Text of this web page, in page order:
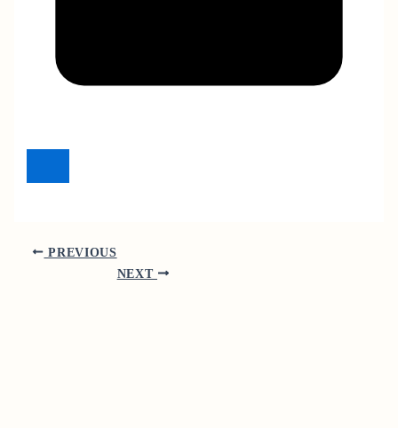
PREVIOUS
NEXT